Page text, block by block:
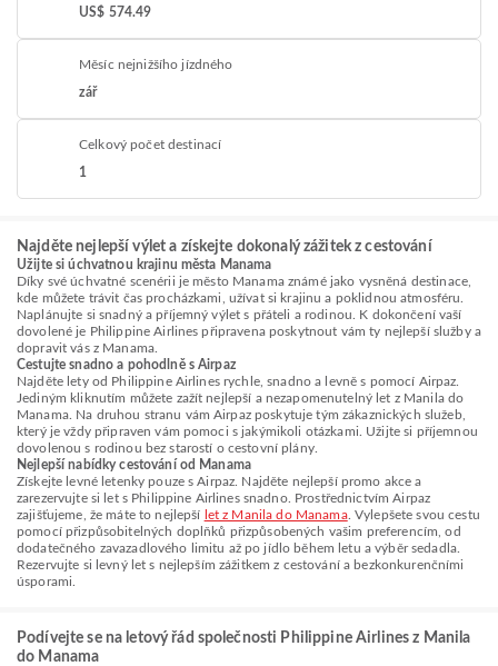
US$ 574.49
Měsíc nejnižšího jízdného
zář
Celkový počet destinací
1
Najděte nejlepší výlet a získejte dokonalý zážitek z cestování
Užijte si úchvatnou krajinu města Manama
Díky své úchvatné scenérii je město Manama známé jako vysněná destinace,
kde můžete trávit čas procházkami, užívat si krajinu a poklidnou atmosféru.
Naplánujte si snadný a příjemný výlet s přáteli a rodinou. K dokončení vaší
dovolené je Philippine Airlines připravena poskytnout vám ty nejlepší služby a
dopravit vás z Manama.
Cestujte snadno a pohodlně s Airpaz
Najděte lety od Philippine Airlines rychle, snadno a levně s pomocí Airpaz.
Jediným kliknutím můžete zažít nejlepší a nezapomenutelný let z Manila do
Manama. Na druhou stranu vám Airpaz poskytuje tým zákaznických služeb,
který je vždy připraven vám pomoci s jakýmikoli otázkami. Užijte si příjemnou
dovolenou s rodinou bez starostí o cestovní plány.
Nejlepší nabídky cestování od Manama
Získejte levné letenky pouze s Airpaz. Najděte nejlepší promo akce a
zarezervujte si let s Philippine Airlines snadno. Prostřednictvím Airpaz
zajišťujeme, že máte to nejlepší let z Manila do Manama. Vylepšete svou cestu
pomocí přizpůsobitelných doplňků přizpůsobených vašim preferencím, od
dodatečného zavazadlového limitu až po jídlo během letu a výběr sedadla.
Rezervujte si levný let s nejlepším zážitkem z cestování a bezkonkurenčními
úsporami.
Podívejte se na letový řád společnosti Philippine Airlines z Manila
do Manama